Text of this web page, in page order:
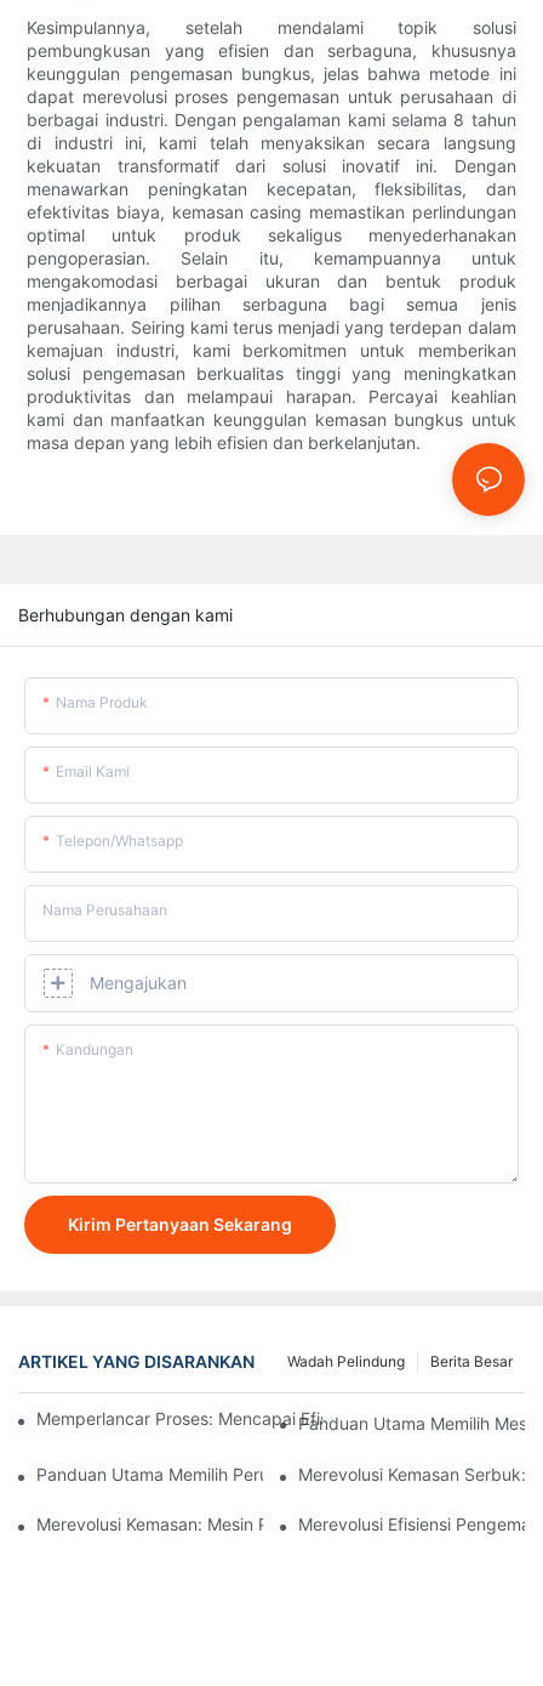
Kesimpulannya, setelah mendalami topik solusi
pembungkusan yang efisien dan serbaguna, khususnya
keunggulan pengemasan bungkus, jelas bahwa metode ini
dapat merevolusi proses pengemasan untuk perusahaan di
berbagai industri. Dengan pengalaman kami selama 8 tahun
di industri ini, kami telah menyaksikan secara langsung
kekuatan transformatif dari solusi inovatif ini. Dengan
menawarkan peningkatan kecepatan, fleksibilitas, dan
efektivitas biaya, kemasan casing memastikan perlindungan
optimal untuk produk sekaligus menyederhanakan
pengoperasian. Selain itu, kemampuannya untuk
mengakomodasi berbagai ukuran dan bentuk produk
menjadikannya pilihan serbaguna bagi semua jenis
perusahaan. Seiring kami terus menjadi yang terdepan dalam
kemajuan industri, kami berkomitmen untuk memberikan
solusi pengemasan berkualitas tinggi yang meningkatkan
produktivitas dan melampaui harapan. Percayai keahlian
kami dan manfaatkan keunggulan kemasan bungkus untuk
masa depan yang lebih efisien dan berkelanjutan.
Berhubungan dengan kami
Nama Produk
Email Kami
Telepon/whatsapp
Nama Perusahaan
Mengajukan
Kandungan
Kirim Pertanyaan Sekarang
ARTIKEL YANG DISARANKAN Berita Besar
Wadah Pelindung
Memperlancar Proses: Mencapai Efisiensi Dengan Mesin
Panduan Utama Memilih
Panduan Utama Memilih Perusahaan Peralatan Pengisian Yang
Merevolusi Kemasan Serbuk:
Merevolusi Kemasan: Mesin Pengemas Kantong Stand-Up
Merevolusi Efisiensi